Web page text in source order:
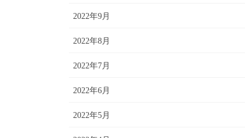
2022年9月
2022年8月
2022年7月
2022年6月
2022年5月